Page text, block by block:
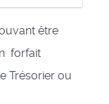
être
forfait
Trésorier ou